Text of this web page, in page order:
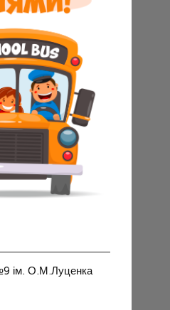
ім. О.М.Луценка